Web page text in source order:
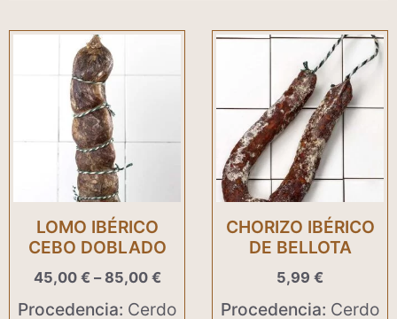
LOMO IBÉRICO
CEBO DOBLADO
45,00 € –85,00 €
Procedencia: Cerdo
producto
múltiples
variantes.
opciones
pueden
elegir
CHORIZO IBÉRICO
DE BELLOTA
5,99 €
Procedencia: Cerdo